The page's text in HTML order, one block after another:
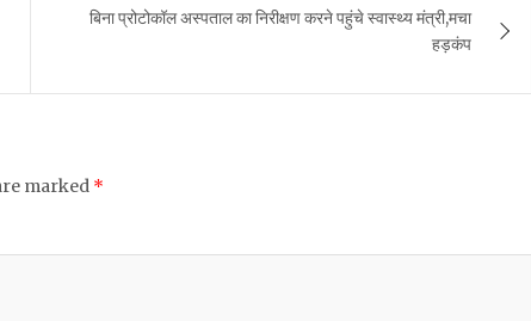
बिना प्रोटोकॉल अस्पताल का निरीक्षण करने पहुंचे स्वास्थ्य मंत्री,मचा
हड़कंप
marked *